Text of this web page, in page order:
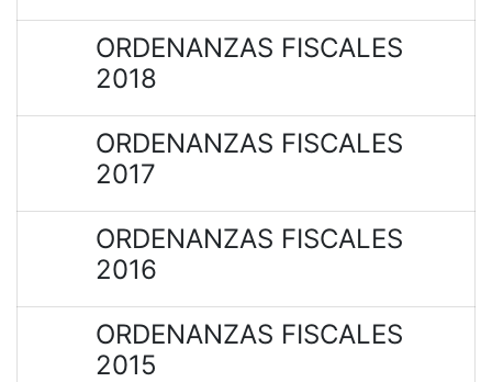
ORDENANZAS FISCALES
2018
ORDENANZAS FISCALES
2017
ORDENANZAS FISCALES
2016
ORDENANZAS FISCALES
2015